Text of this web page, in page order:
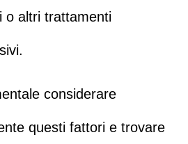
o altri trattamenti
considerare
questi fattori e trovare